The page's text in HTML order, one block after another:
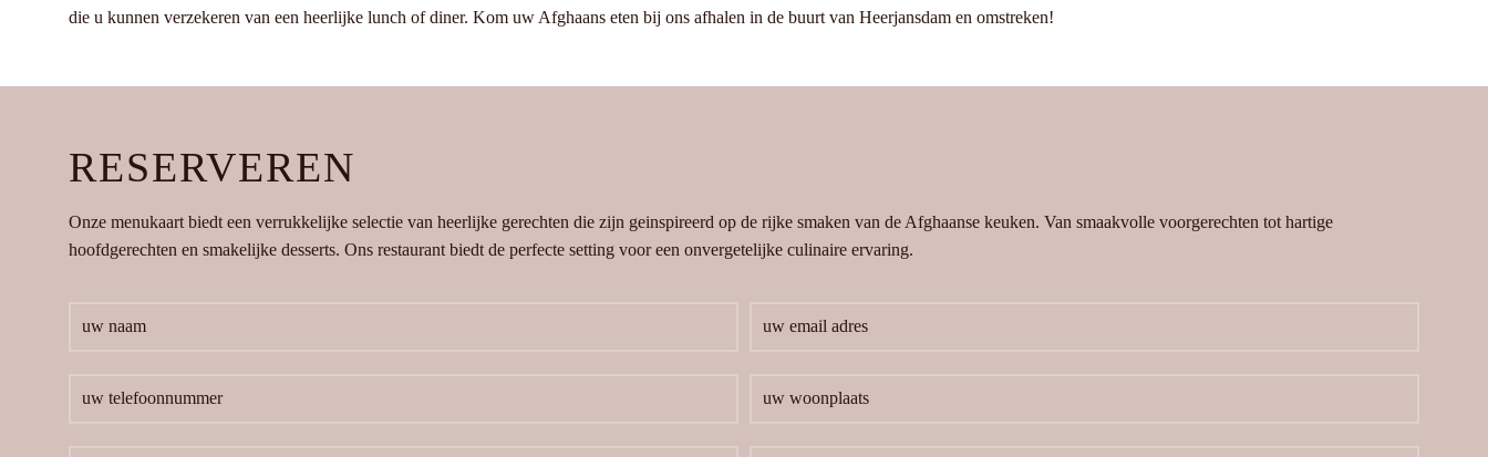
die u kunnen verzekeren van een heerlijke lunch of diner. Kom uw Afghaans eten bij ons afhalen in de buurt van Heerjansdam en omstreken!
RESERVEREN
Onze menukaart biedt een verrukkelijke selectie van heerlijke gerechten die zijn geinspireerd op de rijke smaken van de Afghaanse keuken. Van smaakvolle voorgerechten tot hartige
hoofdgerechten en smakelijke desserts. Ons restaurant biedt de perfecte setting voor een onvergetelijke culinaire ervaring.